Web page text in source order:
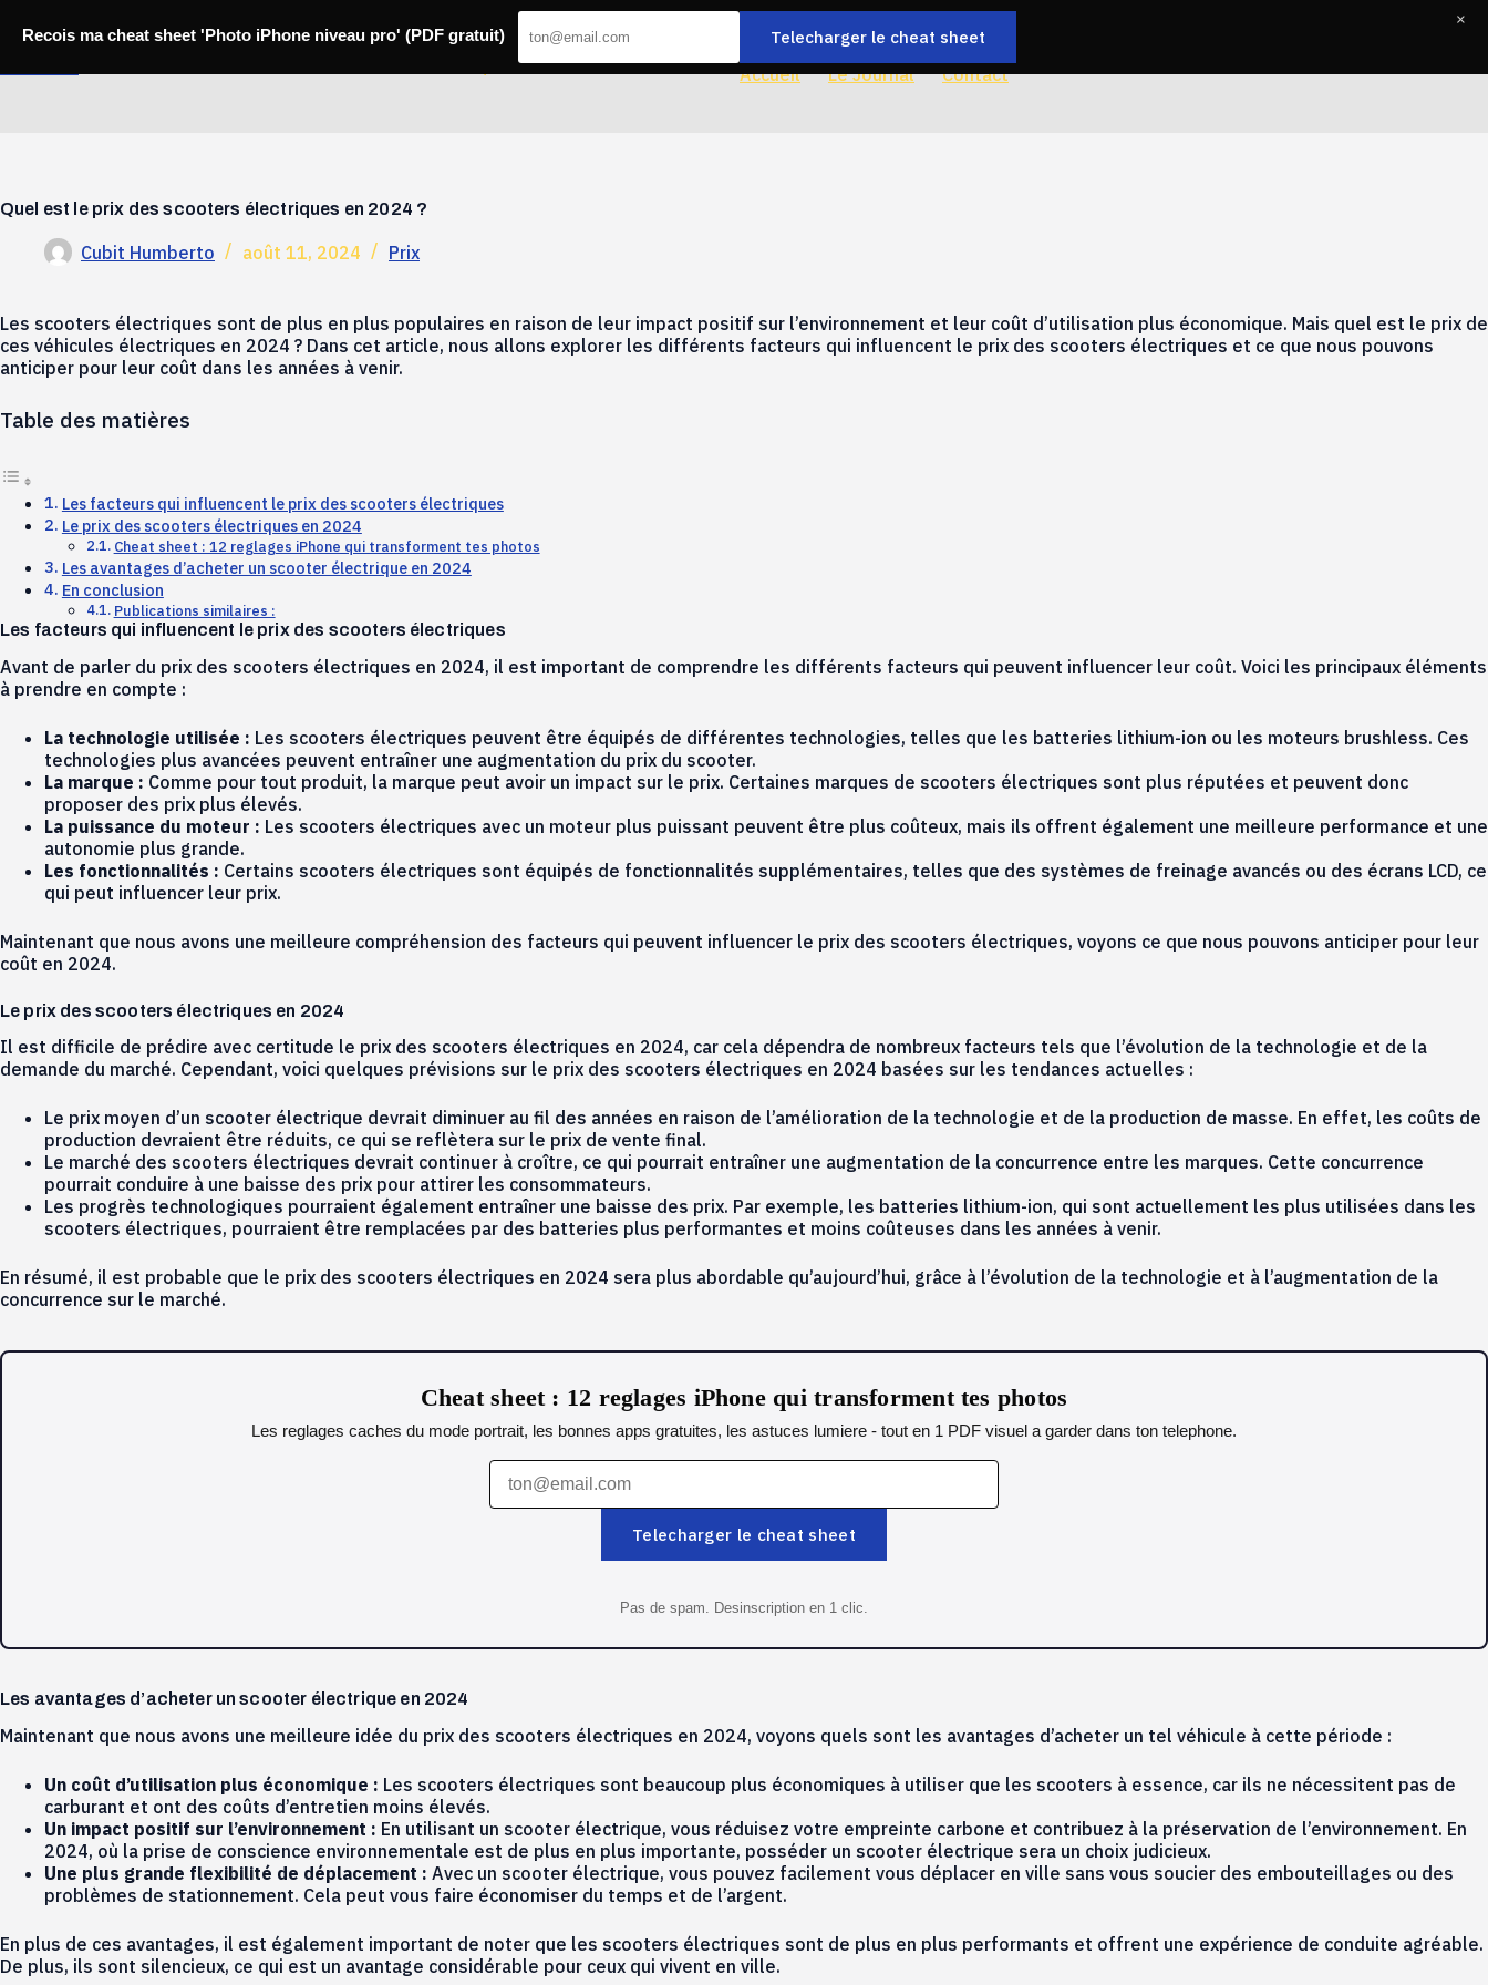
Accueil Le Journal Contact
Quel est le prix des scooters électriques en 2024 ?
Cubit Humberto août 11, 2024 Prix
Les scooters électriques sont de plus en plus populaires en raison de leur impact positif sur l’environnement et leur coût d’utilisation plus économique. Mais quel est le prix de
ces véhicules électriques en 2024 ? Dans cet article, nous allons explorer les différents facteurs qui influencent le prix des scooters électriques et ce que nous pouvons
anticiper pour leur coût dans les années à venir.
Table des matières
Les facteurs qui influencent le prix des scooters électriques
Le prix des scooters électriques en 2024
Cheat sheet : 12 reglages iPhone qui transforment tes photos
Les avantages d’acheter un scooter électrique en 2024
En conclusion
Publications similaires :
Les facteurs qui influencent le prix des scooters électriques
Avant de parler du prix des scooters électriques en 2024, il est important de comprendre les différents facteurs qui peuvent influencer leur coût. Voici les principaux éléments
à prendre en compte :
La technologie utilisée : Les scooters électriques peuvent être équipés de différentes technologies, telles que les batteries lithium-ion ou les moteurs brushless. Ces
technologies plus avancées peuvent entraîner une augmentation du prix du scooter.
La marque : Comme pour tout produit, la marque peut avoir un impact sur le prix. Certaines marques de scooters électriques sont plus réputées et peuvent donc
proposer des prix plus élevés.
La puissance du moteur : Les scooters électriques avec un moteur plus puissant peuvent être plus coûteux, mais ils offrent également une meilleure performance et une
autonomie plus grande.
Les fonctionnalités : Certains scooters électriques sont équipés de fonctionnalités supplémentaires, telles que des systèmes de freinage avancés ou des écrans LCD, ce
qui peut influencer leur prix.
Maintenant que nous avons une meilleure compréhension des facteurs qui peuvent influencer le prix des scooters électriques, voyons ce que nous pouvons anticiper pour leur
coût en 2024.
Le prix des scooters électriques en 2024
Il est difficile de prédire avec certitude le prix des scooters électriques en 2024, car cela dépendra de nombreux facteurs tels que l’évolution de la technologie et de la
demande du marché. Cependant, voici quelques prévisions sur le prix des scooters électriques en 2024 basées sur les tendances actuelles :
Le prix moyen d’un scooter électrique devrait diminuer au fil des années en raison de l’amélioration de la technologie et de la production de masse. En effet, les coûts de
production devraient être réduits, ce qui se reflètera sur le prix de vente final.
Le marché des scooters électriques devrait continuer à croître, ce qui pourrait entraîner une augmentation de la concurrence entre les marques. Cette concurrence
pourrait conduire à une baisse des prix pour attirer les consommateurs.
Les progrès technologiques pourraient également entraîner une baisse des prix. Par exemple, les batteries lithium-ion, qui sont actuellement les plus utilisées dans les
scooters électriques, pourraient être remplacées par des batteries plus performantes et moins coûteuses dans les années à venir.
En résumé, il est probable que le prix des scooters électriques en 2024 sera plus abordable qu’aujourd’hui, grâce à l’évolution de la technologie et à l’augmentation de la
concurrence sur le marché.
Cheat sheet : 12 reglages iPhone qui transforment tes photos
Les reglages caches du mode portrait, les bonnes apps gratuites, les astuces lumiere - tout en 1 PDF visuel a garder dans ton telephone.
Telecharger le cheat sheet
Pas de spam. Desinscription en 1 clic.
Les avantages d’acheter un scooter électrique en 2024
Maintenant que nous avons une meilleure idée du prix des scooters électriques en 2024, voyons quels sont les avantages d’acheter un tel véhicule à cette période :
Un coût d’utilisation plus économique : Les scooters électriques sont beaucoup plus économiques à utiliser que les scooters à essence, car ils ne nécessitent pas de
carburant et ont des coûts d’entretien moins élevés.
Un impact positif sur l’environnement : En utilisant un scooter électrique, vous réduisez votre empreinte carbone et contribuez à la préservation de l’environnement. En
2024, où la prise de conscience environnementale est de plus en plus importante, posséder un scooter électrique sera un choix judicieux.
Une plus grande flexibilité de déplacement : Avec un scooter électrique, vous pouvez facilement vous déplacer en ville sans vous soucier des embouteillages ou des
problèmes de stationnement. Cela peut vous faire économiser du temps et de l’argent.
En plus de ces avantages, il est également important de noter que les scooters électriques sont de plus en plus performants et offrent une expérience de conduite agréable.
De plus, ils sont silencieux, ce qui est un avantage considérable pour ceux qui vivent en ville.
Recois ma cheat sheet 'Photo iPhone niveau pro' (PDF gratuit) Telecharger le cheat sheet
×